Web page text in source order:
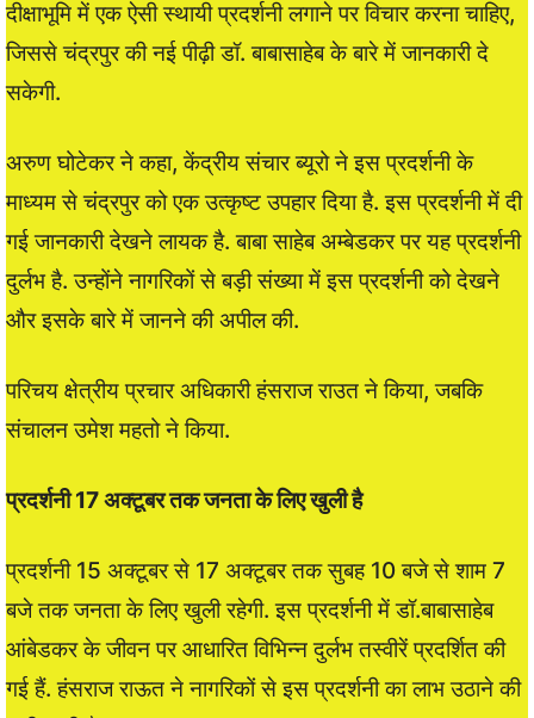
दीक्षाभूमि में एक ऐसी स्थायी प्रदर्शनी लगाने पर विचार करना चाहिए,
जिससे चंद्रपुर की नई पीढ़ी डॉ. बाबासाहेब के बारे में जानकारी दे
सकेगी.
अरुण घोटेकर ने कहा, केंद्रीय संचार ब्यूरो ने इस प्रदर्शनी के
माध्यम से चंद्रपुर को एक उत्कृष्ट उपहार दिया है. इस प्रदर्शनी में दी
गई जानकारी देखने लायक है. बाबा साहेब अम्बेडकर पर यह प्रदर्शनी
दुर्लभ है. उन्होंने नागरिकों से बड़ी संख्या में इस प्रदर्शनी को देखने
और इसके बारे में जानने की अपील की.
परिचय क्षेत्रीय प्रचार अधिकारी हंसराज राउत ने किया, जबकि
संचालन उमेश महतो ने किया.
प्रदर्शनी 17 अक्टूबर तक जनता के लिए खुली है
प्रदर्शनी 15 अक्टूबर से 17 अक्टूबर तक सुबह 10 बजे से शाम 7
बजे तक जनता के लिए खुली रहेगी. इस प्रदर्शनी में डॉ.बाबासाहेब
आंबेडकर के जीवन पर आधारित विभिन्न दुर्लभ तस्वीरें प्रदर्शित की
गई हैं. हंसराज राऊत ने नागरिकों से इस प्रदर्शनी का लाभ उठाने की